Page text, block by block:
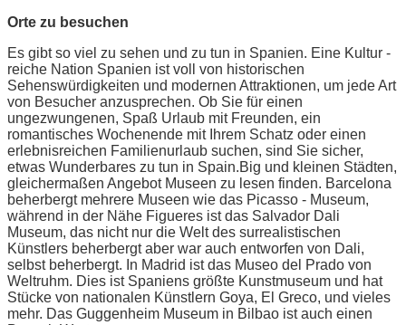
Orte zu besuchen
Es gibt so viel zu sehen und zu tun in Spanien. Eine Kultur -
reiche Nation Spanien ist voll von historischen
Sehenswürdigkeiten und modernen Attraktionen, um jede Art
von Besucher anzusprechen. Ob Sie für einen
ungezwungenen, Spaß Urlaub mit Freunden, ein
romantisches Wochenende mit Ihrem Schatz oder einen
erlebnisreichen Familienurlaub suchen, sind Sie sicher,
etwas Wunderbares zu tun in Spain.Big und kleinen Städten,
gleichermaßen Angebot Museen zu lesen finden. Barcelona
beherbergt mehrere Museen wie das Picasso - Museum,
während in der Nähe Figueres ist das Salvador Dali
Museum, das nicht nur die Welt des surrealistischen
Künstlers beherbergt aber war auch entworfen von Dali,
selbst beherbergt. In Madrid ist das Museo del Prado von
Weltruhm. Dies ist Spaniens größte Kunstmuseum und hat
Stücke von nationalen Künstlern Goya, El Greco, und vieles
mehr. Das Guggenheim Museum in Bilbao ist auch einen